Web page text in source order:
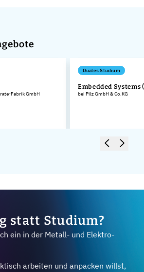
Fabrik GmbH
Duales Studium
Embedded Systems
bei Pilz GmbH & Co.KG
statt Studium?
ein in der Metall- und Elektro-
arbeiten und anpacken willst,